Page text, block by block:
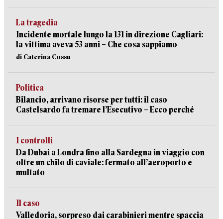
La tragedia
Incidente mortale lungo la 131 in direzione Cagliari:
la vittima aveva 53 anni – Che cosa sappiamo
di Caterina Cossu
Politica
Bilancio, arrivano risorse per tutti: il caso
Castelsardo fa tremare l’Esecutivo – Ecco perché
I controlli
Da Dubai a Londra fino alla Sardegna in viaggio con
oltre un chilo di caviale: fermato all’aeroporto e
multato
Il caso
Valledoria, sorpreso dai carabinieri mentre spaccia